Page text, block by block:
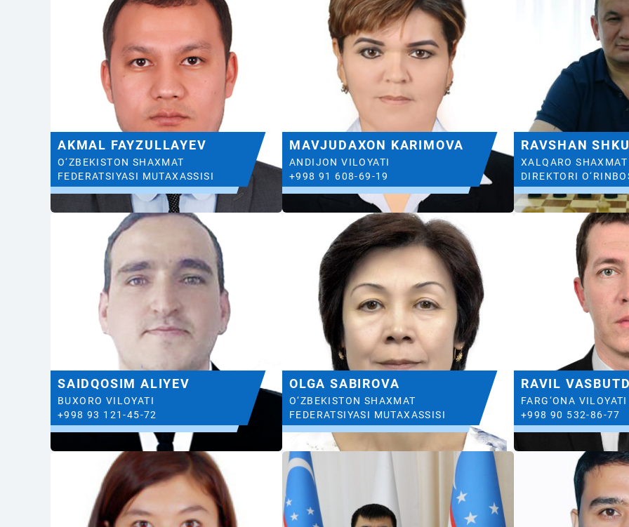
AKMAL FAYZULLAYEV
O‘ZBEKISTON SHAXMAT
FEDERATSIYASI MUTAXASSISI
MAVJUDAXON KARIMOVA
ANDIJON VILOYATI
+998 91 608-69-19
RAVSHAN
XALQARO
DIREKTORI
SAIDQOSIM ALIYEV
BUXORO VILOYATI
+998 93 121-45-72
OLGA SABIROVA
O‘ZBEKISTON SHAXMAT
FEDERATSIYASI MUTAXASSISI
RAVIL
FARG‘ONA VILOYATI
+998 90 532-86-77